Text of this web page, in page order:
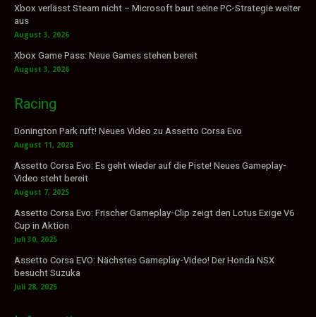
Xbox verlässt Steam nicht – Microsoft baut seine PC-Strategie weiter
aus
August 3, 2026
Xbox Game Pass: Neue Games stehen bereit
August 3, 2026
Racing
Donington Park ruft! Neues Video zu Assetto Corsa Evo
August 11, 2025
Assetto Corsa Evo: Es geht wieder auf die Piste! Neues Gameplay-
Video steht bereit
August 7, 2025
Assetto Corsa Evo: Frischer Gameplay-Clip zeigt den Lotus Exige V6
Cup in Aktion
Juli 30, 2025
Assetto Corsa EVO: Nächstes Gameplay-Video! Der Honda NSX
besucht Suzuka
Juli 28, 2025